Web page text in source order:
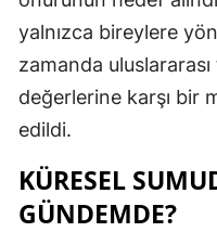
yalnızca bireylere
zamanda
değerlerine karşı bir
edildi.
KÜRESEL
GÜNDEMDE?